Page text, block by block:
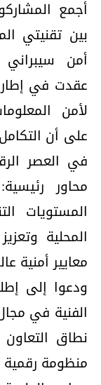
أجمع
أمن سيبراني
عقدت في إطار
في العصر
محاور
المستويات
المحلية
معايير أمنية
ودعوا إلى
الفنية في
نطاق التعاون
منظومة رقمية